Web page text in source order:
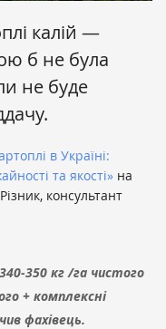
калій —
б не була
не буде
в Україні:
та якості» на
консультант
350 кг /га чистого
+ комплексні
фахівець.